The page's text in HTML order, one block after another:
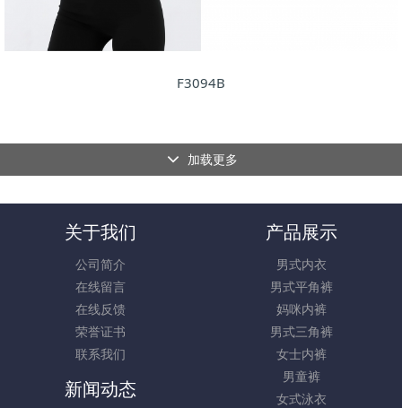
F3094B
加载更多
关于我们
公司简介
在线留言
在线反馈
荣誉证书
联系我们
产品展示
男式内衣
男式平角裤
妈咪内裤
男式三角裤
女士内裤
男童裤
女式泳衣
新闻动态